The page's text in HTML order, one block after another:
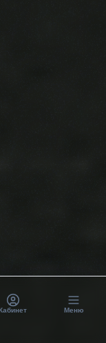
Кабинет Меню